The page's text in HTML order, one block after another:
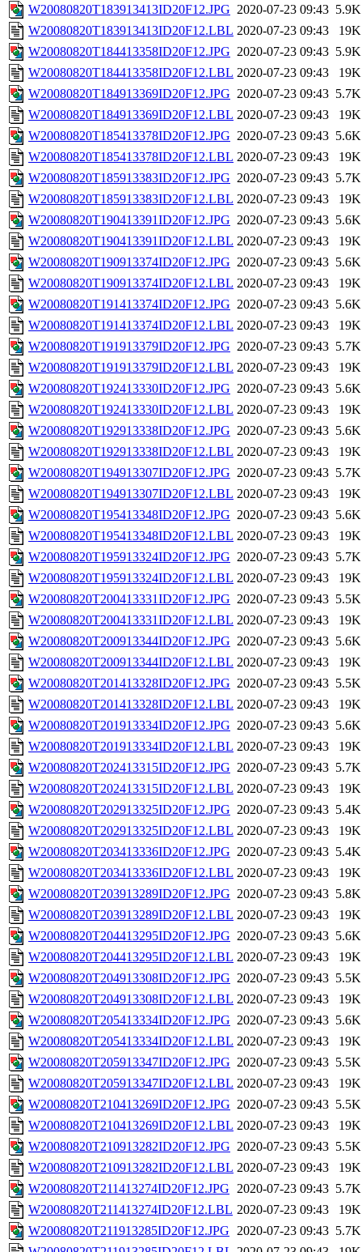
W20080820T183913413ID20F12.JPG 2020-07-23 09:43 5.9K
W20080820T183913413ID20F12.LBL 2020-07-23 09:43
19K
W20080820T184413358ID20F12.JPG 2020-07-23 09:43 5.9K
W20080820T184413358ID20F12.LBL 2020-07-23 09:43
19K
W20080820T184913369ID20F12.JPG 2020-07-23 09:43 5.7K
W20080820T184913369ID20F12.LBL 2020-07-23 09:43
19K
W20080820T185413378ID20F12.JPG 2020-07-23 09:43 5.6K
W20080820T185413378ID20F12.LBL 2020-07-23 09:43
19K
W20080820T185913383ID20F12.JPG 2020-07-23 09:43 5.7K
W20080820T185913383ID20F12.LBL 2020-07-23 09:43
19K
W20080820T190413391ID20F12.JPG 2020-07-23 09:43 5.6K
W20080820T190413391ID20F12.LBL 2020-07-23 09:43
19K
W20080820T190913374ID20F12.JPG 2020-07-23 09:43 5.6K
W20080820T190913374ID20F12.LBL 2020-07-23 09:43
19K
W20080820T191413374ID20F12.JPG 2020-07-23 09:43 5.6K
W20080820T191413374ID20F12.LBL 2020-07-23 09:43
19K
W20080820T191913379ID20F12.JPG 2020-07-23 09:43 5.7K
W20080820T191913379ID20F12.LBL 2020-07-23 09:43
19K
W20080820T192413330ID20F12.JPG 2020-07-23 09:43 5.6K
W20080820T192413330ID20F12.LBL 2020-07-23 09:43
19K
W20080820T192913338ID20F12.JPG 2020-07-23 09:43 5.6K
W20080820T192913338ID20F12.LBL 2020-07-23 09:43
19K
W20080820T194913307ID20F12.JPG 2020-07-23 09:43 5.7K
W20080820T194913307ID20F12.LBL 2020-07-23 09:43
19K
W20080820T195413348ID20F12.JPG 2020-07-23 09:43 5.6K
W20080820T195413348ID20F12.LBL 2020-07-23 09:43
19K
W20080820T195913324ID20F12.JPG 2020-07-23 09:43 5.7K
W20080820T195913324ID20F12.LBL 2020-07-23 09:43
19K
W20080820T200413331ID20F12.JPG 2020-07-23 09:43 5.5K
W20080820T200413331ID20F12.LBL 2020-07-23 09:43
19K
W20080820T200913344ID20F12.JPG 2020-07-23 09:43 5.6K
W20080820T200913344ID20F12.LBL 2020-07-23 09:43
19K
W20080820T201413328ID20F12.JPG 2020-07-23 09:43 5.5K
W20080820T201413328ID20F12.LBL 2020-07-23 09:43
19K
W20080820T201913334ID20F12.JPG 2020-07-23 09:43 5.6K
W20080820T201913334ID20F12.LBL 2020-07-23 09:43
19K
W20080820T202413315ID20F12.JPG 2020-07-23 09:43 5.7K
W20080820T202413315ID20F12.LBL 2020-07-23 09:43
19K
W20080820T202913325ID20F12.JPG 2020-07-23 09:43 5.4K
W20080820T202913325ID20F12.LBL 2020-07-23 09:43
19K
W20080820T203413336ID20F12.JPG 2020-07-23 09:43 5.4K
W20080820T203413336ID20F12.LBL 2020-07-23 09:43
19K
W20080820T203913289ID20F12.JPG 2020-07-23 09:43 5.8K
W20080820T203913289ID20F12.LBL 2020-07-23 09:43
19K
W20080820T204413295ID20F12.JPG 2020-07-23 09:43 5.6K
W20080820T204413295ID20F12.LBL 2020-07-23 09:43
19K
W20080820T204913308ID20F12.JPG 2020-07-23 09:43 5.5K
W20080820T204913308ID20F12.LBL 2020-07-23 09:43
19K
W20080820T205413334ID20F12.JPG 2020-07-23 09:43 5.6K
W20080820T205413334ID20F12.LBL 2020-07-23 09:43
19K
W20080820T205913347ID20F12.JPG 2020-07-23 09:43 5.5K
W20080820T205913347ID20F12.LBL 2020-07-23 09:43
19K
W20080820T210413269ID20F12.JPG 2020-07-23 09:43 5.5K
W20080820T210413269ID20F12.LBL 2020-07-23 09:43
19K
W20080820T210913282ID20F12.JPG 2020-07-23 09:43 5.5K
W20080820T210913282ID20F12.LBL 2020-07-23 09:43
19K
W20080820T211413274ID20F12.JPG 2020-07-23 09:43 5.7K
W20080820T211413274ID20F12.LBL 2020-07-23 09:43
19K
W20080820T211913285ID20F12.JPG 2020-07-23 09:43 5.7K